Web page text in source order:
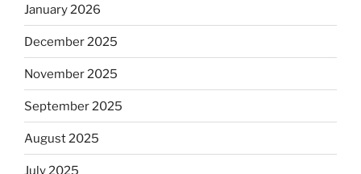
January 2026
December 2025
November 2025
September 2025
August 2025
July 2025